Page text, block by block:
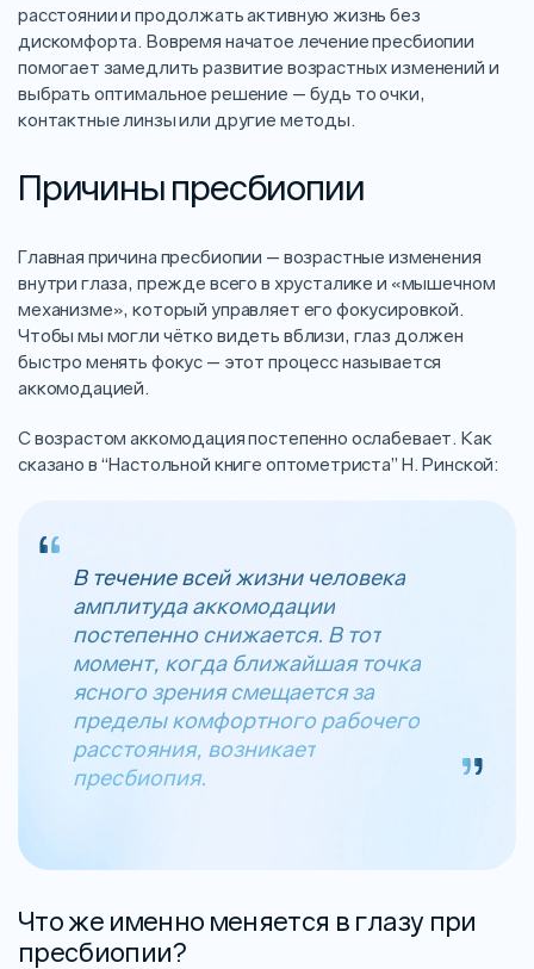
расстоянии и продолжать активную жизнь без
дискомфорта. Вовремя начатое лечение пресбиопии
помогает замедлить развитие возрастных изменений и
выбрать оптимальное решение — будь то очки,
контактные линзы или другие методы.
Причины пресбиопии
Главная причина пресбиопии — возрастные изменения
внутри глаза, прежде всего в хрусталике и «мышечном
механизме», который управляет его фокусировкой.
Чтобы мы могли чётко видеть вблизи, глаз должен
быстро менять фокус — этот процесс называется
аккомодацией.
С возрастом аккомодация постепенно ослабевает. Как
сказано в “Настольной книге оптометриста” Н. Ринской:
В течение всей жизни человека
амплитуда аккомодации
постепенно снижается. В тот
момент, когда ближайшая точка
ясного зрения смещается за
пределы комфортного рабочего
расстояния, возникает
пресбиопия.
Что же именно меняется в глазу при
пресбиопии?